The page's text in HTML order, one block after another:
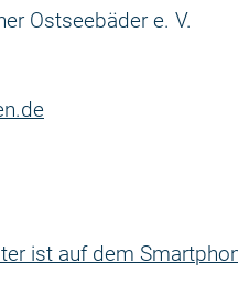
Ostseebäder e. V.
ist auf dem